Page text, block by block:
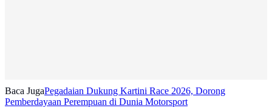
Baca JugaPegadaian Dukung Kartini Race 2026, Dorong
Pemberdayaan Perempuan di Dunia Motorsport